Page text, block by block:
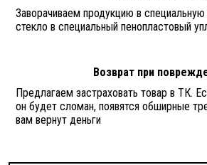
Заворачиваем продукцию в
стекло в специальный пенопластовый
Возврат при
Предлагаем застраховать товар в ТК.
он будет сломан, появятся обширные
вам вернут деньги